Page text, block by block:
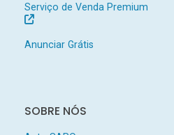
Serviço de Venda Premium
Anunciar Grátis
SOBRE NÓS